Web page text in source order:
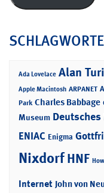
SCHLAGWORTE
Ada Lovelace Alan
Apple Macintosh ARPANET
Park Charles Babbage
Museum
ENIAC Enigma
NixdorfHNF
Internet John von